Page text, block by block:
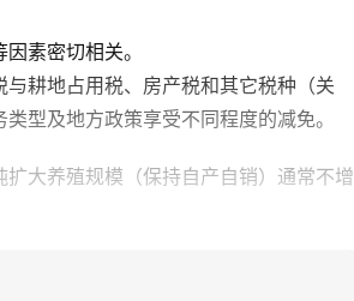
素密切相关。
耕地占用税、房产税和其它税种（关
型及地方政策享受不同程度的减免。
大养殖规模（保持自产自销）通常不增